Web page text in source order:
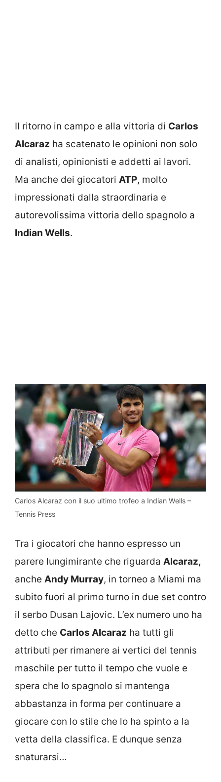
Il ritorno in campo e alla vittoria di Carlos
Alcaraz ha scatenato le opinioni non solo
di analisti, opinionisti e addetti ai lavori.
Ma anche dei giocatori ATP, molto
impressionati dalla straordinaria e
autorevolissima vittoria dello spagnolo a
Indian Wells.
Carlos Alcaraz con il suo ultimo trofeo a Indian Wells –
Tennis Press
Tra i giocatori che hanno espresso un
parere lungimirante che riguarda Alcaraz,
anche Andy Murray, in torneo a Miami ma
subito fuori al primo turno in due set contro
il serbo Dusan Lajovic. L’ex numero uno ha
detto che Carlos Alcaraz ha tutti gli
attributi per rimanere ai vertici del tennis
maschile per tutto il tempo che vuole e
spera che lo spagnolo si mantenga
abbastanza in forma per continuare a
giocare con lo stile che lo ha spinto a la
vetta della classifica. E dunque senza
snaturarsi…